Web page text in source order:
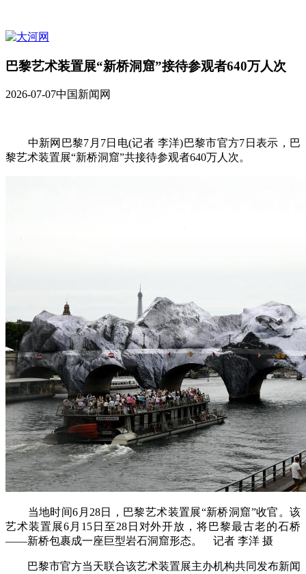
巴黎艺术装置展“新桥洞窟”接待参观者640万人次
2026-07-07中国新闻网
中新网巴黎7月7日电(记者 李洋)巴黎市官方7日表示，巴
黎艺术装置展“新桥洞窟”共接待参观者640万人次。
当地时间6月28日，巴黎艺术装置展“新桥洞窟”收官。该
艺术装置展6月15日至28日对外开放，将巴黎最古老的石桥
——新桥包裹成一座巨型岩石洞窟形态。 记者 李洋 摄
巴黎市官方当天联合该艺术装置展主办机构共同发布新闻